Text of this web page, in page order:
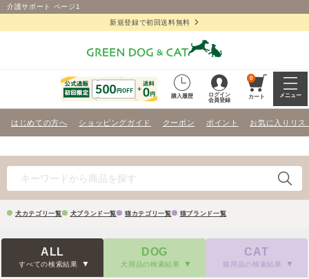
介護サポート ページ1
新規登録で初回送料無料
購入履歴
ログイン
会員登録
0
カート メニュー
はじめての方へ ショッピングガイド クーポン ポイント お気に入りリス
犬カテゴリ一覧 犬ブランド一覧 猫カテゴリ一覧 猫ブランド一覧
ALL
すべての検索結果
DOG
犬用品の検索結果
CAT
猫用品の検索結果